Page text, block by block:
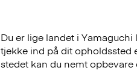
Du er lige landet i
tjekke ind på dit opholdssted
stedet kan du nemt